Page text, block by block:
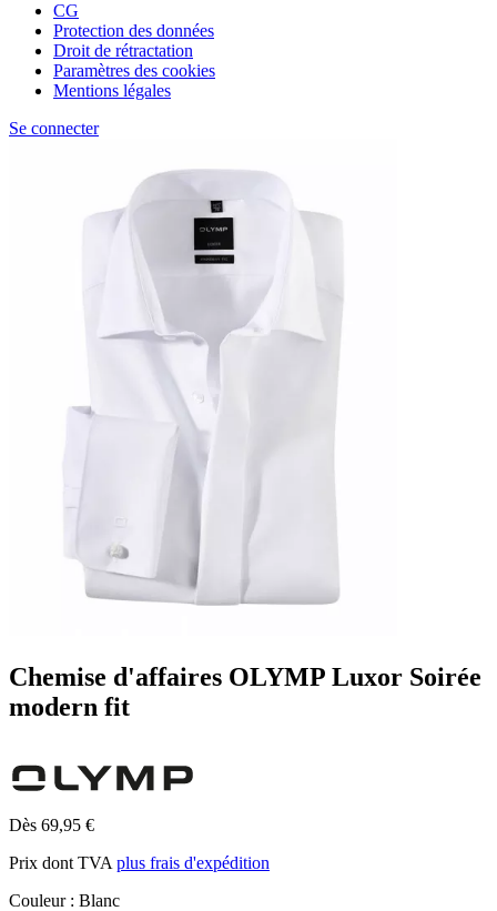
CG
Protection des données
Droit de rétractation
Paramètres des cookies
Mentions légales
Se connecter
Chemise d'affaires OLYMP Luxor Soirée
modern fit
Dès 69,95 €
Prix dont TVA plus frais d'expédition
Couleur : Blanc